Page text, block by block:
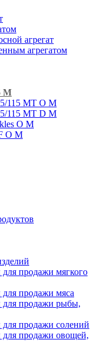
агрегат
агрегатом
M
115 MT O M
115 MT D M
O M
O M
продажи мягкого
продажи мяса
продажи рыбы,
продажи солений
продажи овощей,